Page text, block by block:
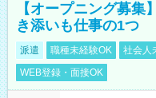
【オープニング募集
き添いも仕事の1つ
派遣 職種未経験OK 社会人
WEB登録・面接OK